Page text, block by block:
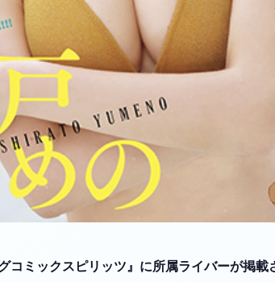
コミックスピリッツ』に所属ライバーが掲載